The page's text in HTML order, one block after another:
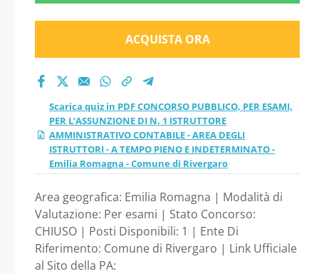
AMMINISTRATIVO
CONTABILE - AREA
DEGLI ISTRUTTORI - A
TEMPO PIENO E
INDETERMINATO -
Emilia Romagna -
Comune di Rivergaro
ISTRUTTORI - A TEMPO
PIENO E INDETERMINATO -
Emilia Romagna - Comune
di Rivergaro
ACQUISTA ORA
Scarica quiz in PDF CONCORSO PUBBLICO, PER ESAMI,
PER L’ASSUNZIONE DI N. 1 ISTRUTTORE
AMMINISTRATIVO CONTABILE - AREA DEGLI
ISTRUTTORI - A TEMPO PIENO E INDETERMINATO -
Emilia Romagna - Comune di Rivergaro
Area geografica: Emilia Romagna | Modalità di
Valutazione: Per esami | Stato Concorso:
CHIUSO | Posti Disponibili: 1 | Ente Di
Riferimento: Comune di Rivergaro | Link Ufficiale
al Sito della PA: